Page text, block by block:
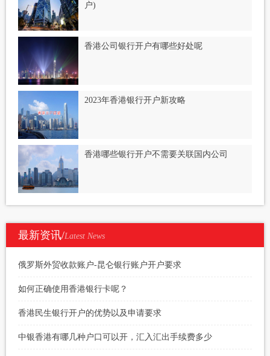
户)
香港公司银行开户有哪些好处呢
2023年香港银行开户新攻略
香港哪些银行开户不需要关联国内公司
最新资讯/Latest News
俄罗斯外贸收款账户-昆仑银行账户开户要求
如何正确使用香港银行卡呢？
香港民生银行开户的优势以及申请要求
中银香港有哪几种户口可以开，汇入汇出手续费多少